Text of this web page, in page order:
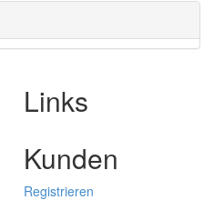
Links
Kunden
Registrieren